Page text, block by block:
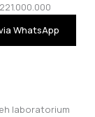
WhatsApp
laboratorium